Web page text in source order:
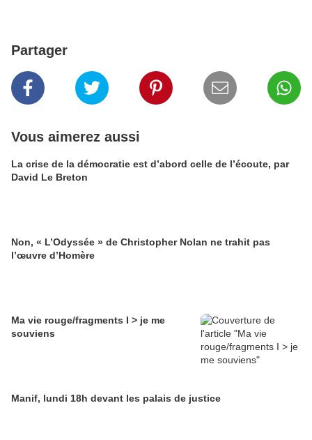
Partager
Vous aimerez aussi
La crise de la démocratie est d’abord celle de l’écoute, par
David Le Breton
Non, « L’Odyssée » de Christopher Nolan ne trahit pas
l’œuvre d’Homère
Ma vie rouge/fragments I > je me
souviens
Manif, lundi 18h devant les palais de justice